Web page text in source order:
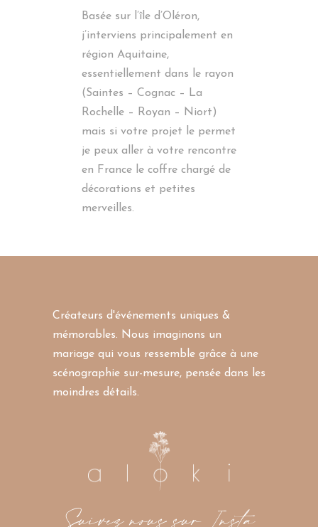
Basée sur l’île d’Oléron,
j’interviens principalement en
région Aquitaine,
essentiellement dans le rayon
(Saintes – Cognac – La
Rochelle – Royan – Niort)
mais si votre projet le permet
je peux aller à votre rencontre
en France le coffre chargé de
décorations et petites
merveilles.
Créateurs d'événements uniques &
mémorables. Nous imaginons un
mariage qui vous ressemble grâce à une
scénographie sur-mesure, pensée dans les
moindres détails.